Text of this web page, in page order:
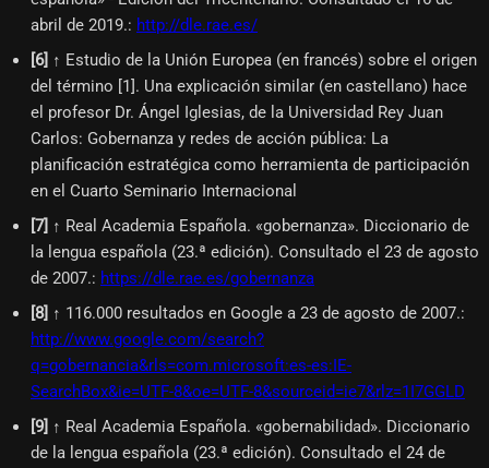
abril de 2019.: http://dle.rae.es/
6] ↑ Estudio de la Unión Europea (en francés) sobre el origen
del término [1]. Una explicación similar (en castellano) hace
el profesor Dr. Ángel Iglesias, de la Universidad Rey Juan
Carlos: Gobernanza y redes de acción pública: La
planificación estratégica como herramienta de participación
en el Cuarto Seminario Internacional
7] ↑ Real Academia Española. «gobernanza». Diccionario de
la lengua española (23.ª edición). Consultado el 23 de agosto
de 2007.: https://dle.rae.es/gobernanza
8] ↑ 116.000 resultados en Google a 23 de agosto de 2007.:
http://www.google.com/search?
q=gobernancia&rls=com.microsoft:es-es:IE-
SearchBox&ie=UTF-8&oe=UTF-8&sourceid=ie7&rlz=1I7GGLD
9 ↑ Real Academia Española. «gobernabilidad». Diccionario
de la lengua española (23.ª edición). Consultado el 24 de